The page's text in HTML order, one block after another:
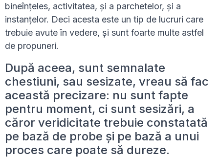
bineînțeles, activitatea, și a parchetelor, și a
instanțelor. Deci acesta este un tip de lucruri care
trebuie avute în vedere, și sunt foarte multe astfel
de propuneri.
După aceea, sunt semnalate
chestiuni, sau sesizate, vreau să fac
această precizare: nu sunt fapte
pentru moment, ci sunt sesizări, a
căror veridicitate trebuie constatată
pe bază de probe și pe bază a unui
proces care poate să dureze.